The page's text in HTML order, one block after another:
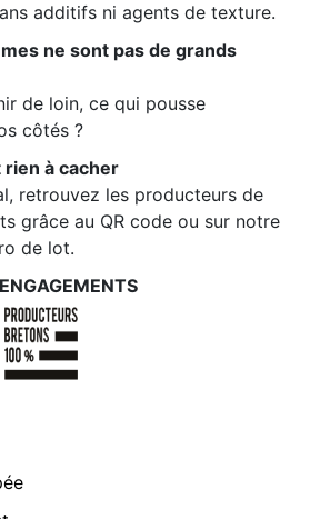
additifs ni agents de texture.
ne sont pas de grands
de loin, ce qui pousse
côtés ?
rien à cacher
retrouvez les producteurs de
grâce au QR code ou sur notre
de lot.